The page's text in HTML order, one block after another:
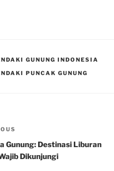
GUNUNG INDONESIA
PUNCAK GUNUNG
Gunung: Destinasi Liburan
Dikunjungi